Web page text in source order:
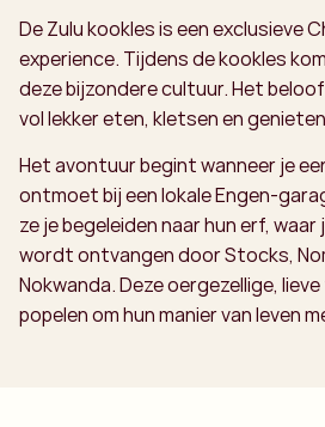
De Zulu kookles is een exclusieve
experience. Tijdens de kookles
deze bijzondere cultuur. Het
vol lekker eten, kletsen en
Het avontuur begint wanneer je
ontmoet bij een lokale Engen-
ze je begeleiden naar hun erf,
wordt ontvangen door Stocks,
Nokwanda. Deze oergezellige,
popelen om hun manier van leven